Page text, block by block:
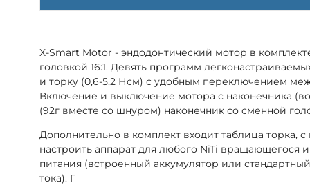
X-Smart Motor - эндодонтический мотор в
головкой 16:1. Девять программ
и торку (0,6-5,2 Нсм) с удобным переключением
Включение и выключение мотора с наконечника
(92г вместе со шнуром) наконечник со сменной
Дополнительно в комплект входит таблица торка,
настроить аппарат для любого NiTi вращающегося
питания (встроенный аккумулятор или
тока). Г